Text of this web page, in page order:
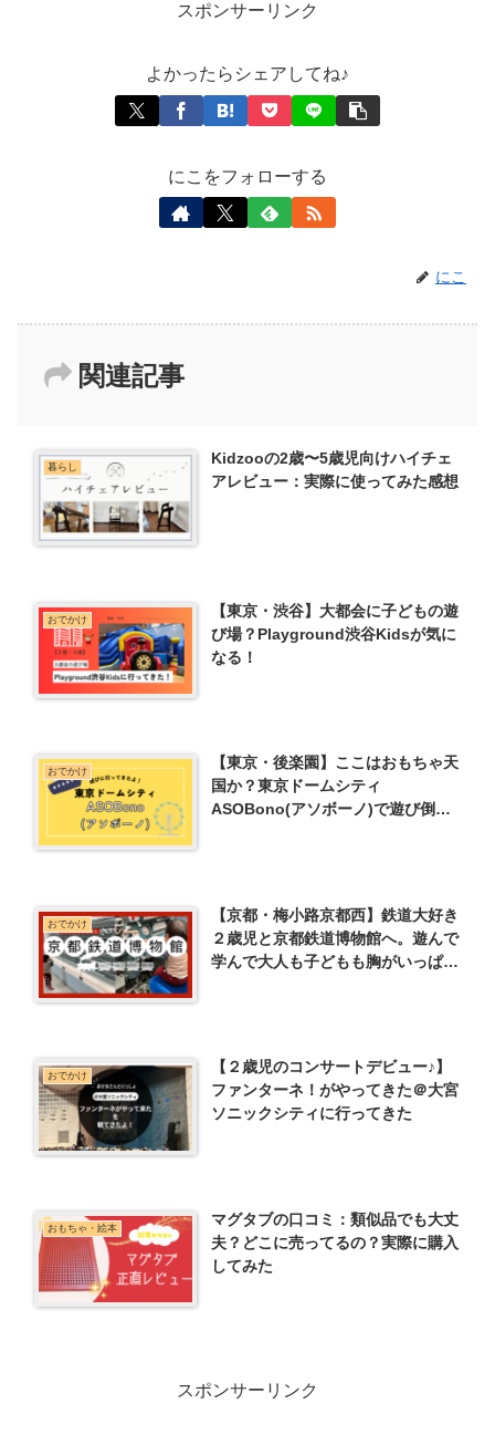
スポンサーリンク
よかったらシェアしてね♪
にこをフォローする
にこ
関連記事
暮らし
Kidzooの2歳〜5歳児向けハイチェ
アレビュー：実際に使ってみた感想
おでかけ
【東京・渋谷】大都会に子どもの遊
び場？Playground渋谷Kidsが気に
なる！
おでかけ
【東京・後楽園】ここはおもちゃ天
国か？東京ドームシティ
ASOBono(アソボーノ)で遊び倒そ
おでかけ
【京都・梅小路京都西】鉄道大好き
２歳児と京都鉄道博物館へ。遊んで
学んで大人も子どもも胸がいっぱい
おでかけ
【２歳児のコンサートデビュー♪】
ファンターネ！がやってきた＠大宮
ソニックシティに行ってきた
おもちゃ・絵本
マグタブの口コミ：類似品でも大丈
夫？どこに売ってるの？実際に購入
してみた
スポンサーリンク